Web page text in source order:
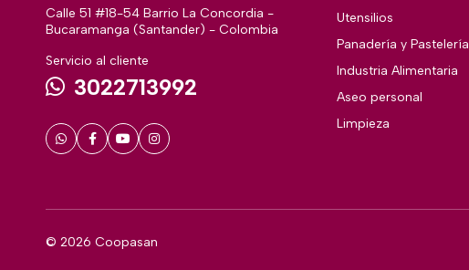
Calle 51 #18-54 Barrio La Concordia -
Bucaramanga (Santander) - Colombia
Servicio al cliente
3022713992
Utensilios
Panadería y Pastelería
Industria Alimentaria
Aseo personal
Limpieza
© 2026 Coopasan